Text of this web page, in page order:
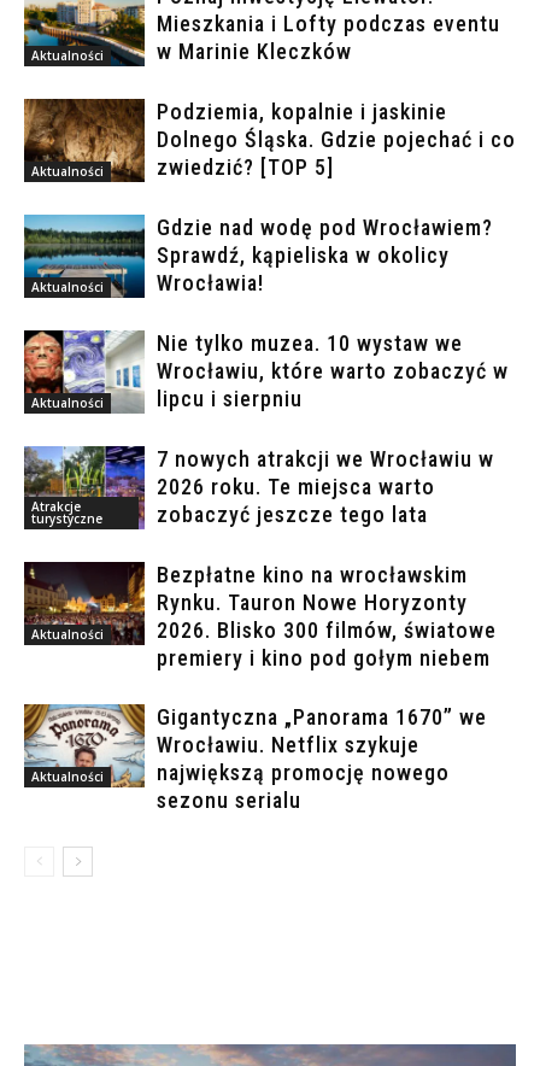
Aktualności
Mieszkania i Lofty podczas eventu
w Marinie Kleczków
Aktualności
Podziemia, kopalnie i jaskinie
Dolnego Śląska. Gdzie pojechać i co
zwiedzić? [TOP 5]
Aktualności
Gdzie nad wodę pod Wrocławiem?
Sprawdź, kąpieliska w okolicy
Wrocławia!
Aktualności
Nie tylko muzea. 10 wystaw we
Wrocławiu, które warto zobaczyć w
lipcu i sierpniu
Atrakcje
turystyczne
7 nowych atrakcji we Wrocławiu w
2026 roku. Te miejsca warto
zobaczyć jeszcze tego lata
Aktualności
Bezpłatne kino na wrocławskim
Rynku. Tauron Nowe Horyzonty
2026. Blisko 300 filmów, światowe
premiery i kino pod gołym niebem
Aktualności
Gigantyczna „Panorama 1670” we
Wrocławiu. Netflix szykuje
największą promocję nowego
sezonu serialu